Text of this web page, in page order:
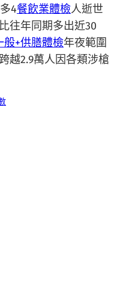
4餐飲業體檢人逝世
往年同期多出近30
般+供膳體檢年夜範圍
越2.9萬人因各類涉槍